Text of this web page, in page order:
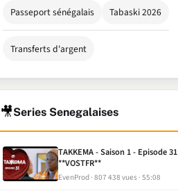
Passeport sénégalais Tabaski 2026
Transferts d'argent
🎥Series Senegalaises
TAKKEMA - Saison 1 - Episode 31
**VOSTFR**
EvenProd 807 438 vues 55:08